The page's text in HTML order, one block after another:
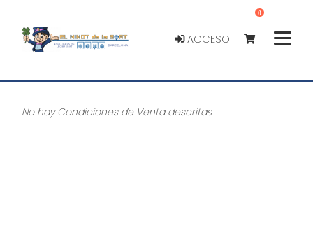
ACCESO
0
No hay Condiciones de Venta descritas